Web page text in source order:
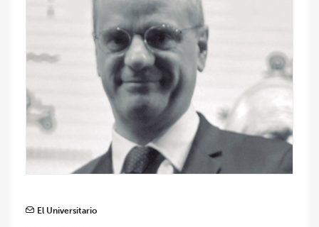
El Universitario